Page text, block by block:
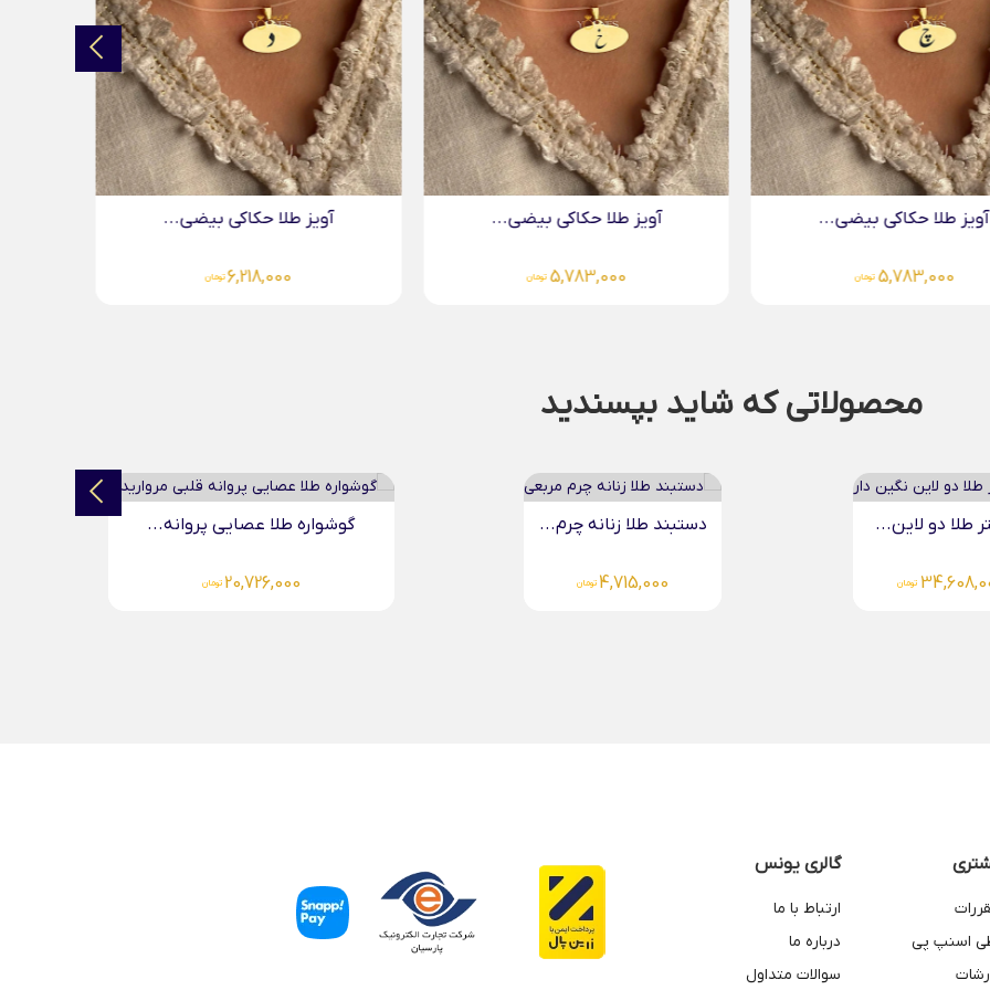
آویز طلا حکاکی بیضی...
5,783,000 تومان
آویز طلا حکاکی بیضی...
6,218,000 تومان
آویز طلا حکاکی بیضی...
5,783,000 تومان
محصولاتی که شاید بپسندید
طلا زنانه چرم...
تومان
گوشواره طلا عصایی پروانه...
20,726,000
انگشتر طلا کارتیر ریز
38,119,000 تومان
اسنپ پی
گالری یونس
ارتباط با ما
درباره ما
سوالات متداول